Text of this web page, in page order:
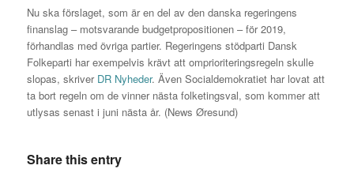
Nu ska förslaget, som är en del av den danska regeringens
finanslag – motsvarande budgetpropositionen – för 2019,
förhandlas med övriga partier. Regeringens stödparti Dansk
Folkeparti har exempelvis krävt att omprioriteringsregeln skulle
slopas, skriver DR Nyheder. Även Socialdemokratiet har lovat att
ta bort regeln om de vinner nästa folketingsval, som kommer att
utlysas senast i juni nästa år. (News Øresund)
Share this entry